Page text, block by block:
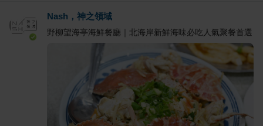
Nash，神之領域
野柳望海亭海鮮餐廳｜北海岸新鮮海味必吃人氣聚餐首選